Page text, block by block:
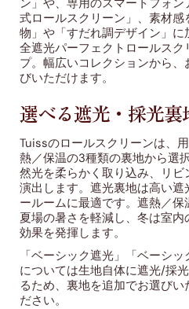
式ロールスクリーン」、素材
物」や「すだれ調デザイン」
全遮光パーフェクトロールスク
プ。幅広いコレクションから
びいただけます。
選べる遮光・採光裏
Tuissのロールスクリーンは、
熱／保温の3種類の裏地から選
然光を柔らかく取り込み、リビ
演出します。遮光裏地は高い
ールームに最適です。遮熱／
夏場の暑さを軽減し、冬は室
効果を発揮します。
「ベーシック遮光」「ベーシ
については生地自体に遮光/採
るため、裏地を追加でお選びい
ださい。